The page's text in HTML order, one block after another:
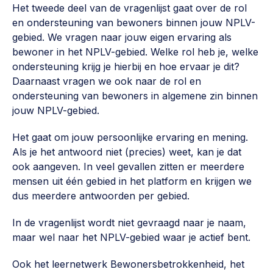
ontmoetingsplekken >
Sociaal ondernemen
Bewonersbedrijf starten, ondernemingsplan maken >
Buurtbewoners verbinden
Community building en ABCD, welkomstcultuur >
Betrokken buurten, contact stimuleren, netwerken
uitbreiden >
Wijkaanpak
Werken aan de wijk, ABCD, WijkWijzer >
Weerbare gemeenschappen
Voorbereiden op crisis, noodsteunpunten,
Lid worden
Vraag stellen
030 231 7511
info@lsabewoners.nl
Het tweede deel van de vragenlijst gaat over de rol
en ondersteuning van bewoners binnen jouw NPLV-
gebied. We vragen naar jouw eigen ervaring als
bewoner in het NPLV-gebied. Welke rol heb je, welke
ondersteuning krijg je hierbij en hoe ervaar je dit?
Daarnaast vragen we ook naar de rol en
ondersteuning van bewoners in algemene zin binnen
jouw NPLV-gebied.
Het gaat om jouw persoonlijke ervaring en mening.
Als je het antwoord niet (precies) weet, kan je dat
ook aangeven. In veel gevallen zitten er meerdere
mensen uit één gebied in het platform en krijgen we
dus meerdere antwoorden per gebied.
In de vragenlijst wordt niet gevraagd naar je naam,
maar wel naar het NPLV-gebied waar je actief bent.
Ook het leernetwerk Bewonersbetrokkenheid, het